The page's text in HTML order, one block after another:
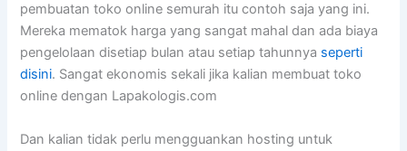
pembuatan toko online semurah itu contoh saja yang ini.
Mereka mematok harga yang sangat mahal dan ada biaya
pengelolaan disetiap bulan atau setiap tahunnya seperti
disini. Sangat ekonomis sekali jika kalian membuat toko
online dengan Lapakologis.com
Dan kalian tidak perlu mengguankan hosting untuk